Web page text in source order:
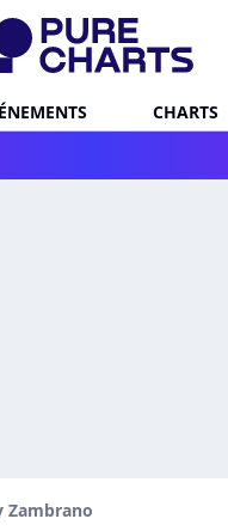
CHARTS
Zambrano